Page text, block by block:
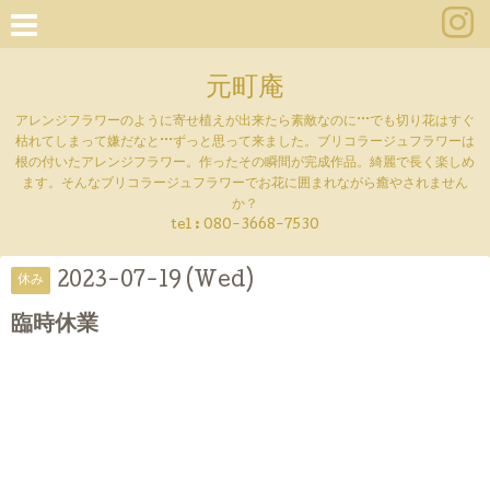
元町庵
アレンジフラワーのように寄せ植えが出来たら素敵なのに···でも切り花はすぐ
枯れてしまって嫌だなと···ずっと思って来ました。ブリコラージュフラワーは
根の付いたアレンジフラワー。作ったその瞬間が完成作品。綺麗で長く楽しめ
ます。そんなブリコラージュフラワーでお花に囲まれながら癒やされません
か？
tel : 080-3668-7530
休み 2023-07-19 (Wed)
臨時休業